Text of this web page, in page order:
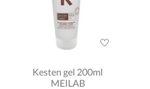
Kesten gel 200ml
MEILAB